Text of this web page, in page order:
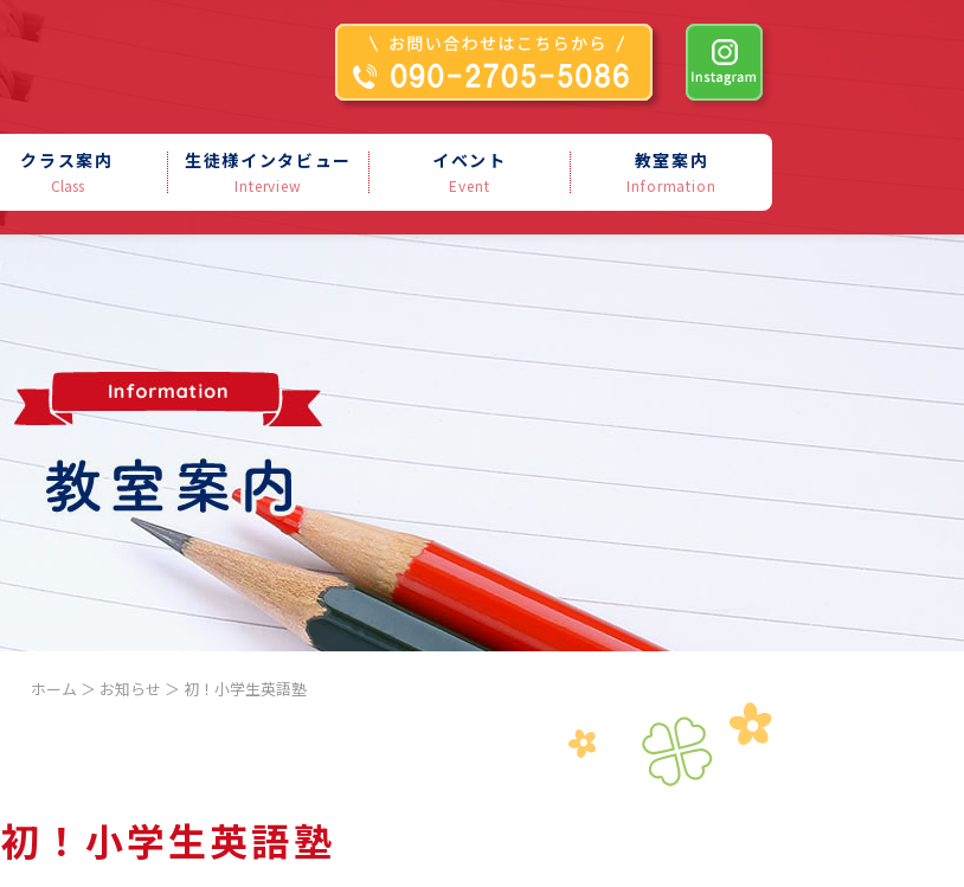
クラス案内
Class
生徒様インタビュー
Interview
イベント
Event
教室案内
Information
ホーム ＞ お知らせ ＞ 初！小学生英語塾
初！小学生英語塾